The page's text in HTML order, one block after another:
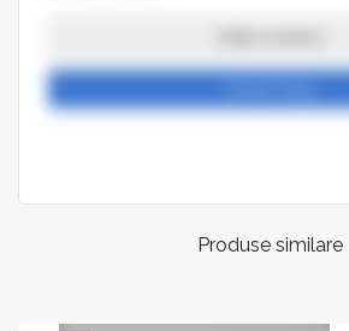
Produse similare